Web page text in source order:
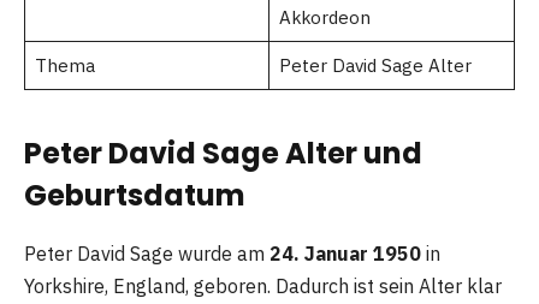
Akkordeon
Thema Peter David Sage Alter
Peter David Sage Alter und
Geburtsdatum
Peter David Sage wurde am 24. Januar 1950 in
Yorkshire, England, geboren. Dadurch ist sein Alter klar